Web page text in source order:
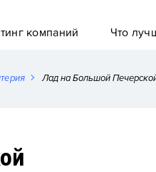
компаний
Что
Лад на Большой